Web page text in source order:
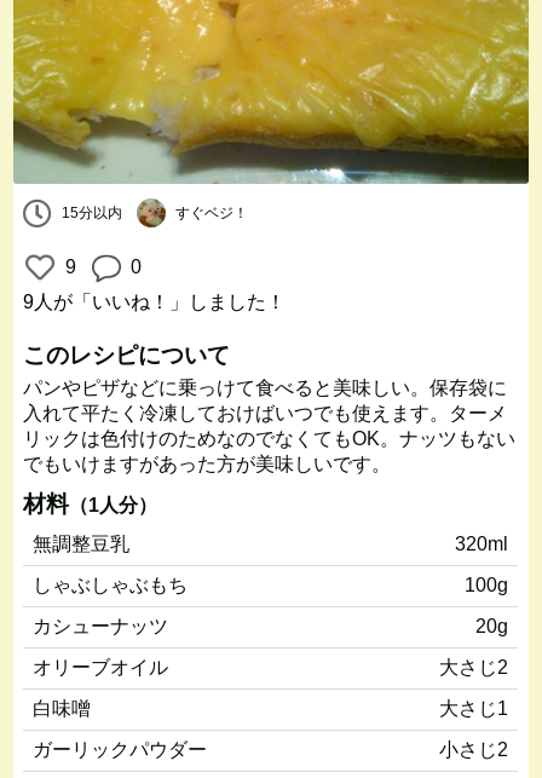
15分以内 すぐベジ！
9
0
9人 が「いいね！」しました！
このレシピについて
パンやピザなどに乗っけて食べると美味しい。保存袋に
入れて平たく冷凍しておけばいつでも使えます。ターメ
リックは色付けのためなのでなくてもOK。ナッツもない
でもいけますがあった方が美味しいです。
材料（1人分）
無調整豆乳
320ml
しゃぶしゃぶもち
100g
カシューナッツ
20g
オリーブオイル
大さじ2
白味噌
大さじ1
ガーリックパウダー
小さじ2